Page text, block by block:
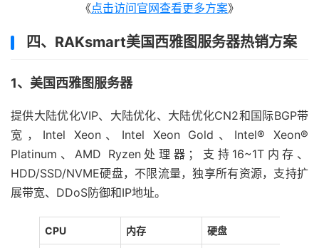
《点击访问官网查看更多方案》
四、RAKsmart美国西雅图服务器热销方案
1、美国西雅图服务器
提供大陆优化VIP、大陆优化、大陆优化CN2和国际BGP带
宽，Intel Xeon、Intel Xeon Gold、Intel® Xeon®
Platinum、AMD Ryzen处理器；支持16~1T内存、
HDD/SSD/NVME硬盘，不限流量，独享所有资源，支持扩
展带宽、DDoS防御和IP地址。
CPU 内存 硬盘